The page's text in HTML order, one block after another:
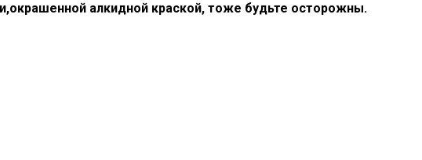
алкидной краской, тоже будьте осторожны.